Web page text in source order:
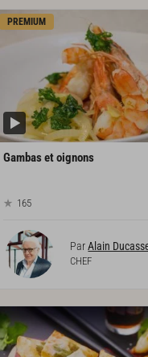
PREMIUM
Gambasetoignons
165
ParAlain
CHEF